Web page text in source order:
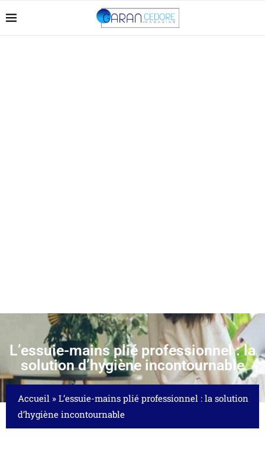
L’essuie-mains plié professionnel : la
solution d’hygiène incontournable
Accueil » L’essuie-mains plié professionnel : la solution
d’hygiène incontournable